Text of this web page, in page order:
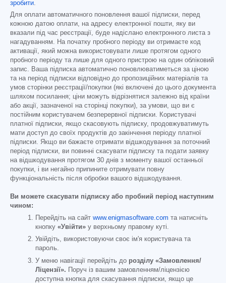
зробити.
Для оплати автоматичного поновлення вашої підписки, перед
кожною датою оплати, на адресу електронної пошти, яку ви
вказали під час реєстрації, буде надіслано електронного листа з
нагадуванням. На початку пробного періоду ви отримаєте код
активації, який можна використовувати лише протягом одного
пробного періоду та лише для одного пристрою на один обліковий
запис. Ваша підписка автоматично поновлюватиметься за ціною
та на період підписки відповідно до пропозиційних матеріалів та
умов сторінки реєстрації/покупки (які включені до цього документа
шляхом посилання; ціни можуть відрізнятися залежно від країни
або акції, зазначеної на сторінці покупки), за умови, що ви є
постійним користувачем безперервної підписки. Користувачі
платної підписки, якщо скасовують підписку, продовжуватимуть
мати доступ до своїх продуктів до закінчення періоду платної
підписки. Якщо ви бажаєте отримати відшкодування за поточний
період підписки, ви повинні скасувати підписку та подати заявку
на відшкодування протягом 30 днів з моменту вашої останньої
покупки, і ви негайно припините отримувати повну
функціональність після обробки вашого відшкодування.
Ви можете скасувати підписку або пробний період наступним
чином:
Перейдіть на сайт www.enigmasoftware.com та натисніть
кнопку «Увійти» у верхньому правому куті.
Увійдіть, використовуючи своє ім'я користувача та
пароль.
У меню навігації перейдіть до розділу «Замовлення/
Ліцензії». Поруч із вашим замовленням/ліцензією
доступна кнопка для скасування підписки, якщо це